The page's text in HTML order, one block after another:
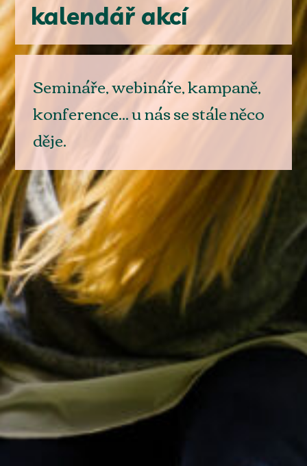
kalendář akcí
Semináře, webináře, kampaně,
konference... u nás se stále něco
děje.